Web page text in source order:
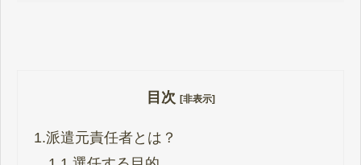
目次 [非表示]
1.派遣元責任者とは？